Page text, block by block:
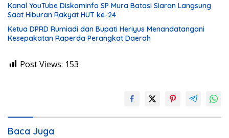
Kanal YouTube Diskominfo SP Mura Batasi Siaran Langsung
Saat Hiburan Rakyat HUT ke-24
Ketua DPRD Rumiadi dan Bupati Heriyus Menandatangani
Kesepakatan Raperda Perangkat Daerah
Post Views: 153
Baca Juga